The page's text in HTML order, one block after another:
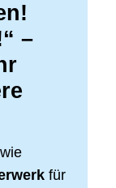
–
für